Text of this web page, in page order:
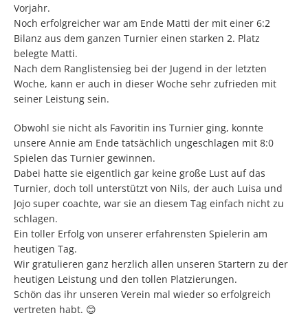
Vorjahr.
Noch erfolgreicher war am Ende Matti der mit einer 6:2
Bilanz aus dem ganzen Turnier einen starken 2. Platz
belegte Matti.
Nach dem Ranglistensieg bei der Jugend in der letzten
Woche, kann er auch in dieser Woche sehr zufrieden mit
seiner Leistung sein.
Obwohl sie nicht als Favoritin ins Turnier ging, konnte
unsere Annie am Ende tatsächlich ungeschlagen mit 8:0
Spielen das Turnier gewinnen.
Dabei hatte sie eigentlich gar keine große Lust auf das
Turnier, doch toll unterstützt von Nils, der auch Luisa und
Jojo super coachte, war sie an diesem Tag einfach nicht zu
schlagen.
Ein toller Erfolg von unserer erfahrensten Spielerin am
heutigen Tag.
Wir gratulieren ganz herzlich allen unseren Startern zu der
heutigen Leistung und den tollen Platzierungen.
Schön das ihr unseren Verein mal wieder so erfolgreich
vertreten habt. 😊